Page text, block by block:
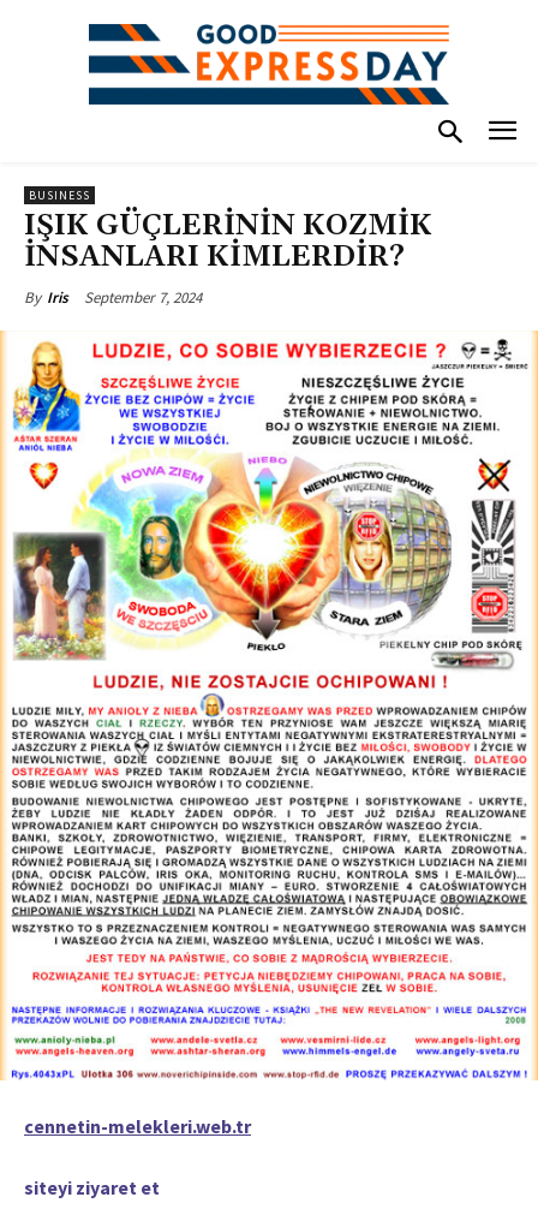
BUSINESS
IŞIK GÜÇLERİNİN KOZMİK
İNSANLARI KİMLERDİR?
By Iris September 7, 2024
cennetin-melekleri.web.tr
siteyi ziyaret et